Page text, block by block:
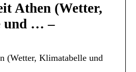
Athen (Wetter,
und … –
(Wetter, Klimatabelle und